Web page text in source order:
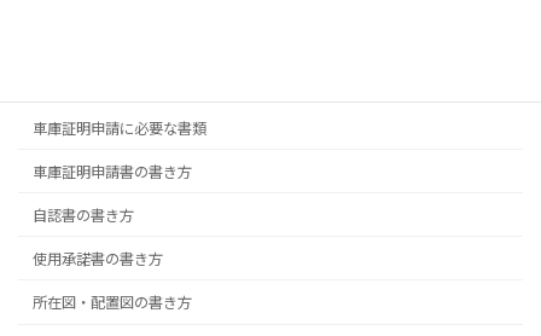
車庫証明申請に必要な書類
車庫証明申請書の書き方
自認書の書き方
使用承諾書の書き方
所在図・配置図の書き方